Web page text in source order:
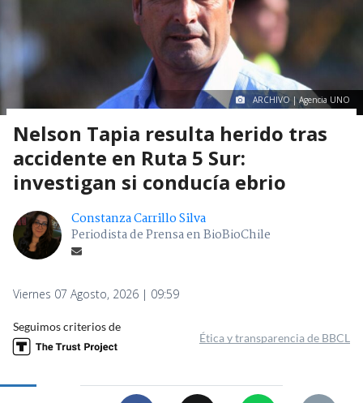
ARCHIVO | Agencia UNO
Nelson Tapia resulta herido tras
accidente en Ruta 5 Sur:
investigan si conducía ebrio
Constanza Carrillo Silva
Periodista de Prensa en BioBioChile
Viernes 07 Agosto, 2026 | 09:59
Seguimos criterios de
Ética y transparencia de BBCL